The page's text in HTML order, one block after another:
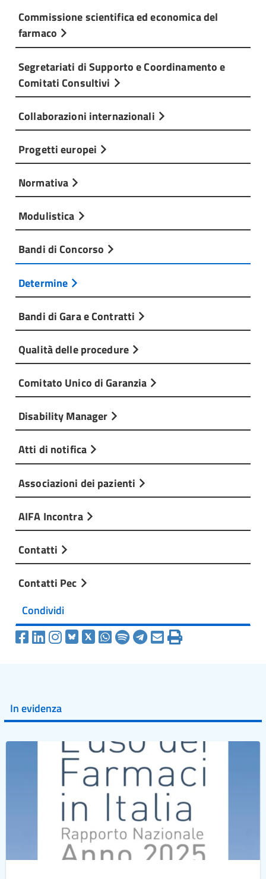
Commissione scientifica ed economica del
farmaco
Segretariati di Supporto e Coordinamento e
Comitati Consultivi
Collaborazioni internazionali
Progetti europei
Normativa
Modulistica
Bandi di Concorso
Determine
Bandi di Gara e Contratti
Qualità delle procedure
Comitato Unico di Garanzia
Disability Manager
Atti di notifica
Associazioni dei pazienti
AIFA Incontra
Contatti
Contatti Pec
Condividi
In evidenza